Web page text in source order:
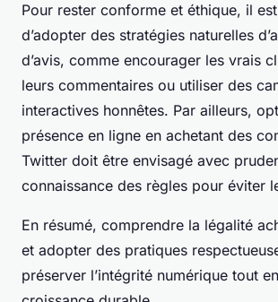
Pour rester conforme et éthique, il
d’adopter des stratégies naturelles
d’avis, comme encourager les vrais
leurs commentaires ou utiliser des
interactives honnêtes. Par ailleurs,
présence en ligne en achetant des
Twitter doit être envisagé avec
connaissance des règles pour éviter
En résumé, comprendre la légalité
et adopter des pratiques
préserver l’intégrité numérique tout